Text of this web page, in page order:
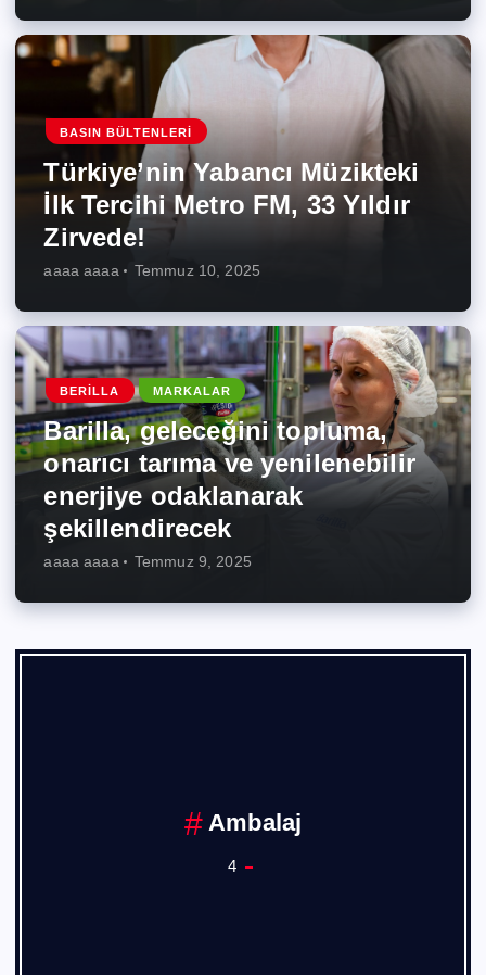
BASIN BÜLTENLERI
Türkiye’nin Yabancı Müzikteki
İlk Tercihi Metro FM, 33 Yıldır
Zirvede!
aaaa aaaa Temmuz 10, 2025
BERILLA MARKALAR
Barilla, geleceğini topluma,
onarıcı tarıma ve yenilenebilir
enerjiye odaklanarak
şekillendirecek
aaaa aaaa Temmuz 9, 2025
Ankara Sanayi Odası
1